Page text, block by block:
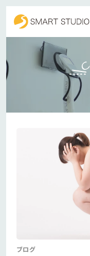
ブログ